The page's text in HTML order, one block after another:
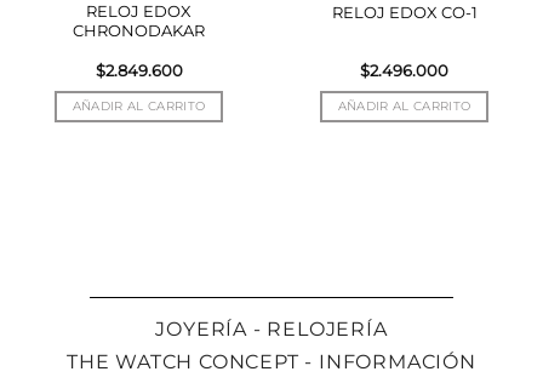
RELOJ EDOX
CHRONODAKAR
$2.849.600
AÑADIR AL CARRITO
RELOJ EDOX CO-1
$2.496.000
AÑADIR AL CARRITO
JOYERÍA - RELOJERÍA
THE WATCH CONCEPT - INFORMACIÓN